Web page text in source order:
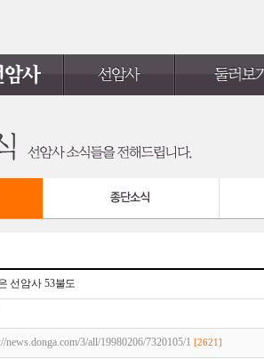
선암사 53불도
news.donga.com/3/all/19980206/7320105/1 [2621]